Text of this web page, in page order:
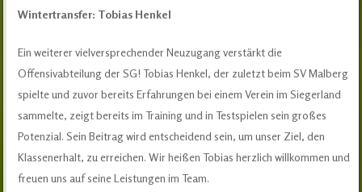
Wintertransfer: Tobias Henkel
Ein weiterer vielversprechender Neuzugang verstärkt die
Offensivabteilung der SG! Tobias Henkel, der zuletzt beim SV Malberg
spielte und zuvor bereits Erfahrungen bei einem Verein im Siegerland
sammelte, zeigt bereits im Training und in Testspielen sein großes
Potenzial. Sein Beitrag wird entscheidend sein, um unser Ziel, den
Klassenerhalt, zu erreichen. Wir heißen Tobias herzlich willkommen und
freuen uns auf seine Leistungen im Team.